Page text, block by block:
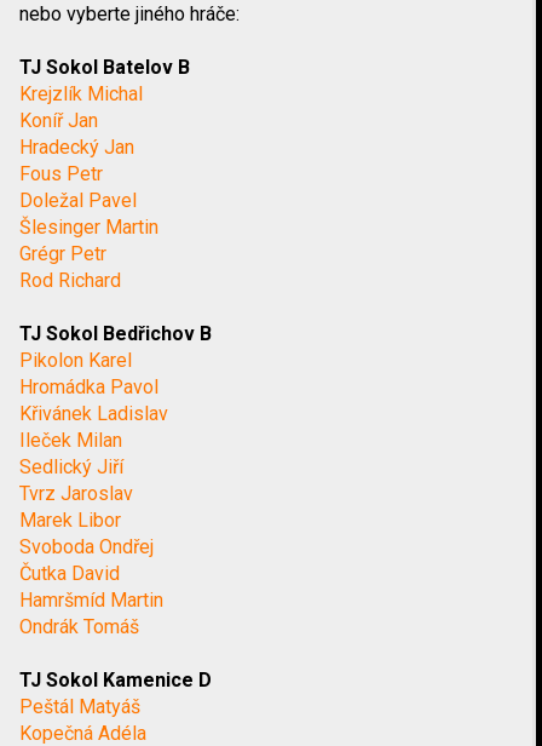
nebo vyberte jiného hráče:
TJ Sokol Batelov B
Krejzlík Michal
Koníř Jan
Hradecký Jan
Fous Petr
Doležal Pavel
Šlesinger Martin
Grégr Petr
Rod Richard
TJ Sokol Bedřichov B
Pikolon Karel
Hromádka Pavol
Křivánek Ladislav
Ileček Milan
Sedlický Jiří
Tvrz Jaroslav
Marek Libor
Svoboda Ondřej
Čutka David
Hamršmíd Martin
Ondrák Tomáš
TJ Sokol Kamenice D
Peštál Matyáš
Kopečná Adéla